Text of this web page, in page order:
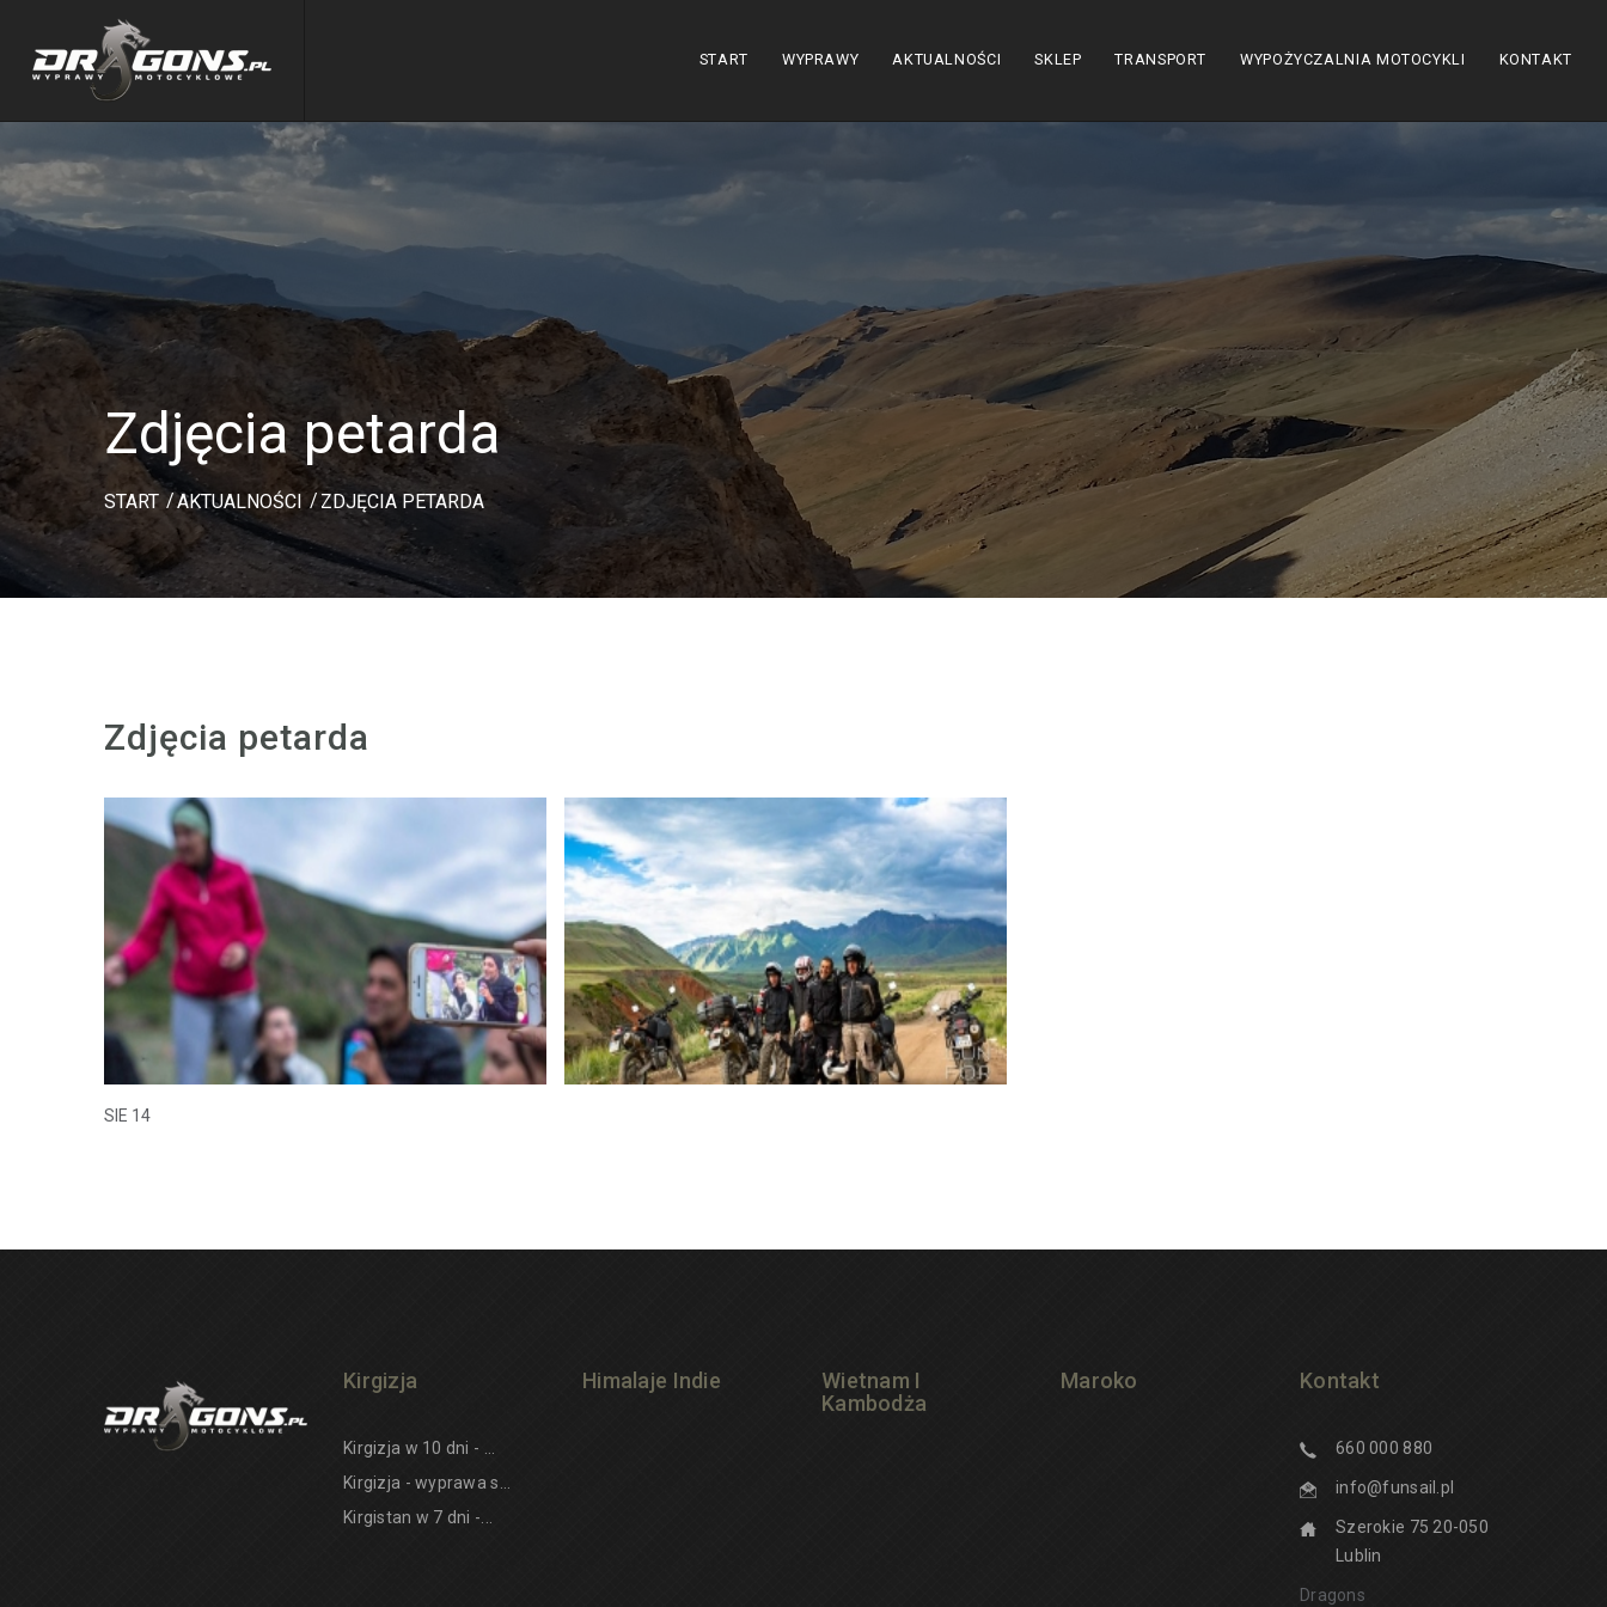
START WYPRAWY AKTUALNOŚCI SKLEP TRANSPORT WYPOŻYCZALNIA MOTOCYKLI KONTAKT
Zdjęcia petarda
START AKTUALNOŚCI ZDJĘCIA PETARDA
Zdjęcia petarda
SIE 14
Kirgizja
Kirgizja w 10 dni - ...
Kirgizja - wyprawa s...
Kirgistan w 7 dni -...
Himalaje Indie
Wietnam I
Kambodża
Maroko Kontakt
660 000 880
info@funsail.pl
Szerokie 75 20-050
Lublin
Dragons